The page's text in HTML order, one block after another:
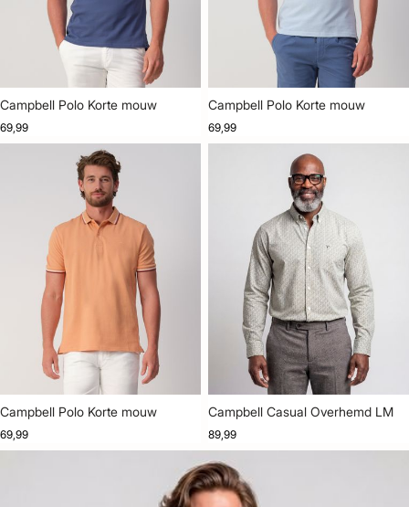
Campbell Polo Korte mouw
69,99
Campbell Polo Korte mouw
69,99
Campbell Polo Korte mouw
69,99
Campbell Casual Overhemd LM
89,99